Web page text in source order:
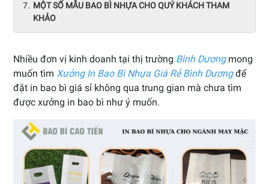
MỘT SỐ MẪU BAO BÌ NHỰA CHO QUÝ KHÁCH THAM
KHẢO
Nhiều đơn vị kinh doanh tại thị trường Bình Dươngmong
muốn tìmXưởng In Bao Bì Nhựa Giá Rẻ Bình Dươngđể
đặt in bao bì giá sỉ không qua trung gian mà chưa tìm
được xưởng in bao bì như ý muốn.